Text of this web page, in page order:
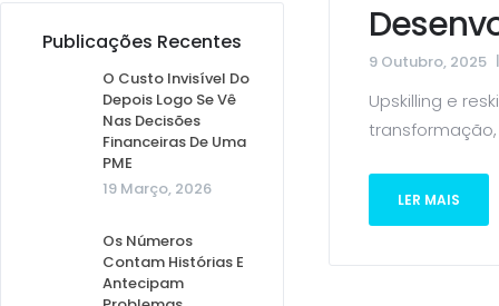
Publicações Recentes
O Custo Invisível Do
Depois Logo Se Vê
Nas Decisões
Financeiras De Uma
PME
19 Março, 2026
Os Números
Contam Histórias E
Antecipam
9 Outubro, 2025
Upskilling e
LER MAIS